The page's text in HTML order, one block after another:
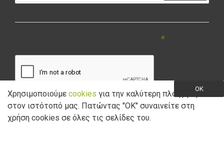
Έχω διαβάσει και αποδέχομαι την Πολιτική Απορρήτου
OK
Χρησιμοποιούμε cookies για την καλύτερη πλοήγηση
στον ιστότοπό μας. Πατώντας "ΟK" συναινείτε στη
χρήση cookies σε όλες τις σελίδες του.